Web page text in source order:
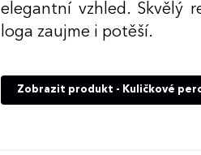
elegantní vzhled. Skvělý
loga zaujme i potěší.
Zobrazit produkt - Kuličkové